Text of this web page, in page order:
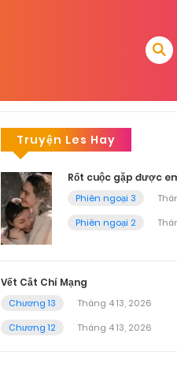
Truyện Les Hay
Rốt cuộc gặp được
Phiên ngoại 3
Phiên ngoại 2
Vết Cắt Chí Mạng
Chương 13
Tháng 4 13, 2026
Chương 12
Tháng 4 13, 2026